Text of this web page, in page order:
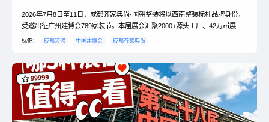
2026年7月8日至11日，成都齐家典尚·国朝整装将以西南整装标杆品牌身份，
受邀出征广州建博会789家装节。本届展会汇聚2000+源头工厂、42万㎡展览
规模，是大家居建装行业年度风向标...
标签： 成都装修 中国建博会 成都齐家典尚